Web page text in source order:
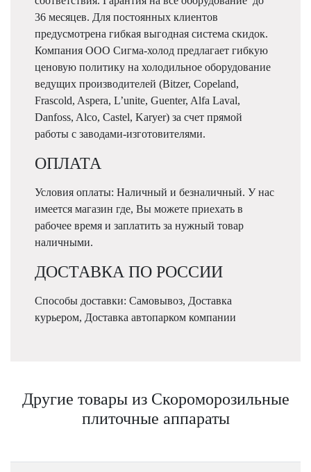
36 месяцев. Для постоянных клиентов
предусмотрена гибкая выгодная система скидок.
Компания ООО Сигма-холод предлагает гибкую
ценовую политику на холодильное оборудование
ведущих производителей (Bitzer, Copeland,
Frascold, Aspera, L’unite, Guenter, Alfa Laval,
Danfoss, Alco, Castel, Karyer) за счет прямой
работы с заводами-изготовителями.
ОПЛАТА
Условия оплаты: Наличный и безналичный. У нас
имеется магазин где, Вы можете приехать в
рабочее время и заплатить за нужный товар
наличными.
ДОСТАВКА ПО РОССИИ
Способы доставки: Самовывоз, Доставка
курьером, Доставка автопарком компании
Другие товары из Скороморозильные
плиточные аппараты